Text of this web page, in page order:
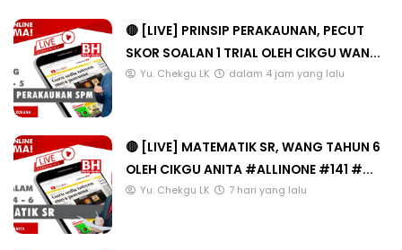
🔴 [LIVE] PRINSIP PERAKAUNAN, PECUT
SKOR SOALAN 1 TRIAL OLEH CIKGU WAN...
Yu. Chekgu LK dalam 4 jam yang lalu
🔴 [LIVE] MATEMATIK SR, WANG TAHUN 6
OLEH CIKGU ANITA #ALLINONE #141 #...
Yu. Chekgu LK 7 hari yang lalu